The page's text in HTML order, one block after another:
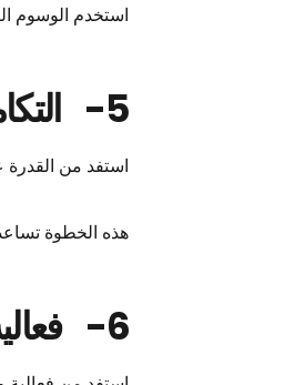
استخدم الوسوم
5-
استفد من القدرة
هذه الخطوة
6-